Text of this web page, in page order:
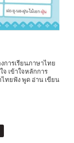
ารเรียนภาษาไทย
จ เข้าใจหลักการ
ทยฟัง พูด อ่าน เขียน